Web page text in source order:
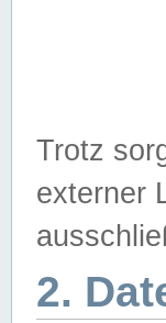
Trotz
externer
2.